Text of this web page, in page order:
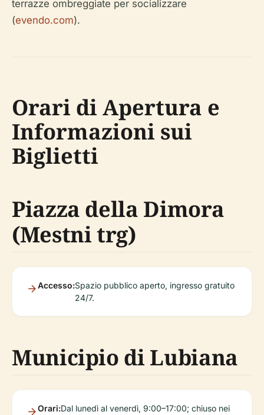
terrazze ombreggiate per socializzare
(evendo.com).
Orari di Apertura e
Informazioni sui
Biglietti
Piazza della Dimora
(Mestni trg)
Accesso:Spazio pubblico aperto, ingresso gratuito
24/7.
Municipio di Lubiana
Orari:Dal lunedì al venerdì, 9:00–17:00; chiuso nei